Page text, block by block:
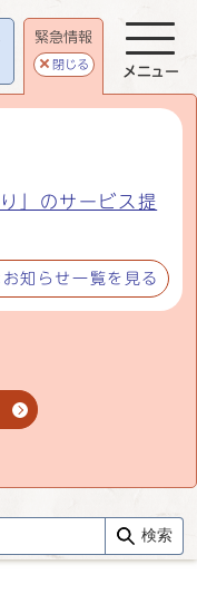
緊急情報
閉じる
」のサービス提
知らせ一覧を見る
メニュー
検索